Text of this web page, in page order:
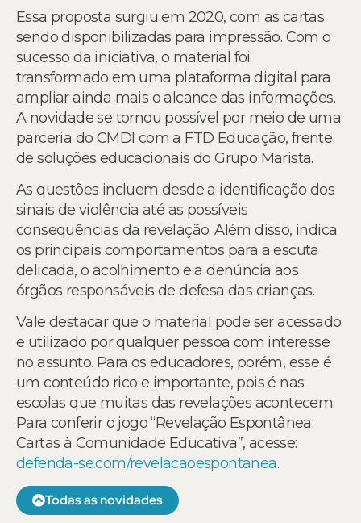
Essa proposta surgiu em 2020, com as cartas
sendo disponibilizadas para impressão. Com o
sucesso da iniciativa, o material foi
transformado em uma plataforma digital para
ampliar ainda mais o alcance das informações.
A novidade se tornou possível por meio de uma
parceria do CMDI com a FTD Educação, frente
de soluções educacionais do Grupo Marista.
As questões incluem desde a identificação dos
sinais de violência até as possíveis
consequências da revelação. Além disso, indica
os principais comportamentos para a escuta
delicada, o acolhimento e a denúncia aos
órgãos responsáveis de defesa das crianças.
Vale destacar que o material pode ser acessado
e utilizado por qualquer pessoa com interesse
no assunto. Para os educadores, porém, esse é
um conteúdo rico e importante, pois é nas
escolas que muitas das revelações acontecem.
Para conferir o jogo “Revelação Espontânea:
Cartas à Comunidade Educativa”, acesse:
defenda-se.com/revelacaoespontanea.
Todas as novidades